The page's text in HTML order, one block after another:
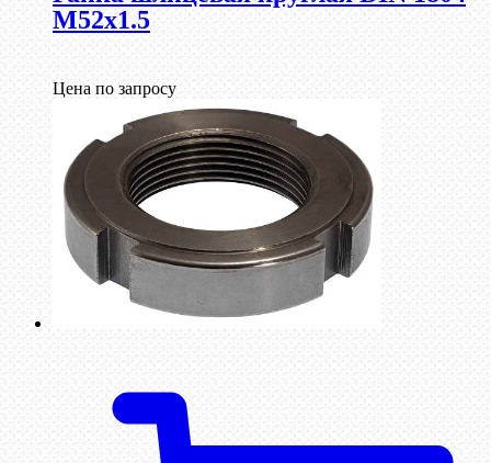
М52х1.5
Цена по запросу